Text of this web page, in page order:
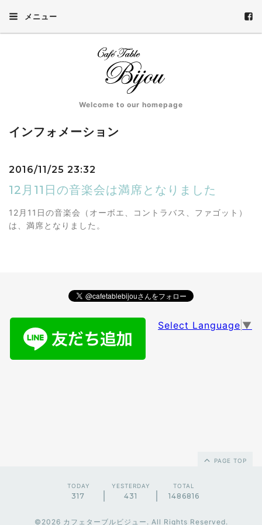
メニュー
Welcome to our homepage
インフォメーション
2016/11/25 23:32
12月11日の音楽会は満席となりました
12月11日の音楽会（オーボエ、コントラバス、ファゴット）
は、満席となりました。
Select Language ▼
PAGE TOP
TODAY
317
YESTERDAY
431
TOTAL
1486816
©2026 カフェターブルビジュー . All Rights Reserved.